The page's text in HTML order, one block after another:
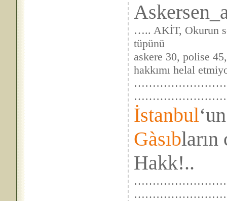
….. AKİT, Okurun
tüpünü
askere 30, polise
hakkımı helal
İstanbul
Gàsıbların
Hakk!..
……………………….